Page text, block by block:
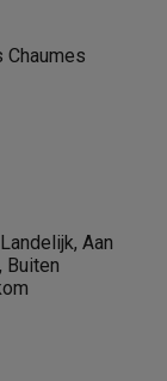
Chaumes
Aan
Buiten